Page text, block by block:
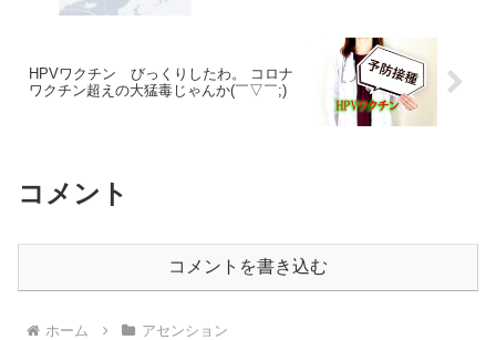
HPVワクチン びっくりしたわ。 コロナ
ワクチン超えの大猛毒じゃんか(￣▽￣;)
コメント
コメントを書き込む
ホーム アセンション